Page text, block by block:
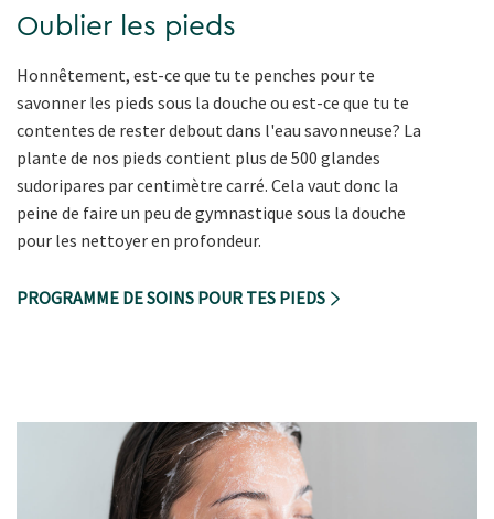
Oublier les pieds
Honnêtement, est-ce que tu te penches pour te
savonner les pieds sous la douche ou est-ce que tu te
contentes de rester debout dans l'eau savonneuse? La
plante de nos pieds contient plus de 500 glandes
sudoripares par centimètre carré. Cela vaut donc la
peine de faire un peu de gymnastique sous la douche
pour les nettoyer en profondeur.
PROGRAMME DE SOINS POUR TES PIEDS